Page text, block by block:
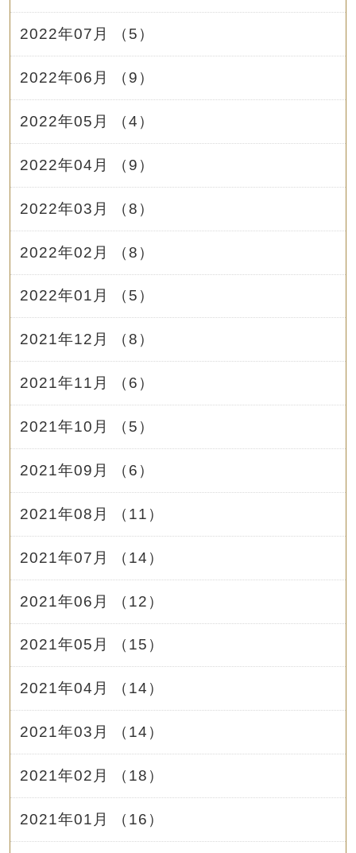
2022年07月 （5）
2022年06月 （9）
2022年05月 （4）
2022年04月 （9）
2022年03月 （8）
2022年02月 （8）
2022年01月 （5）
2021年12月 （8）
2021年11月 （6）
2021年10月 （5）
2021年09月 （6）
2021年08月 （11）
2021年07月 （14）
2021年06月 （12）
2021年05月 （15）
2021年04月 （14）
2021年03月 （14）
2021年02月 （18）
2021年01月 （16）